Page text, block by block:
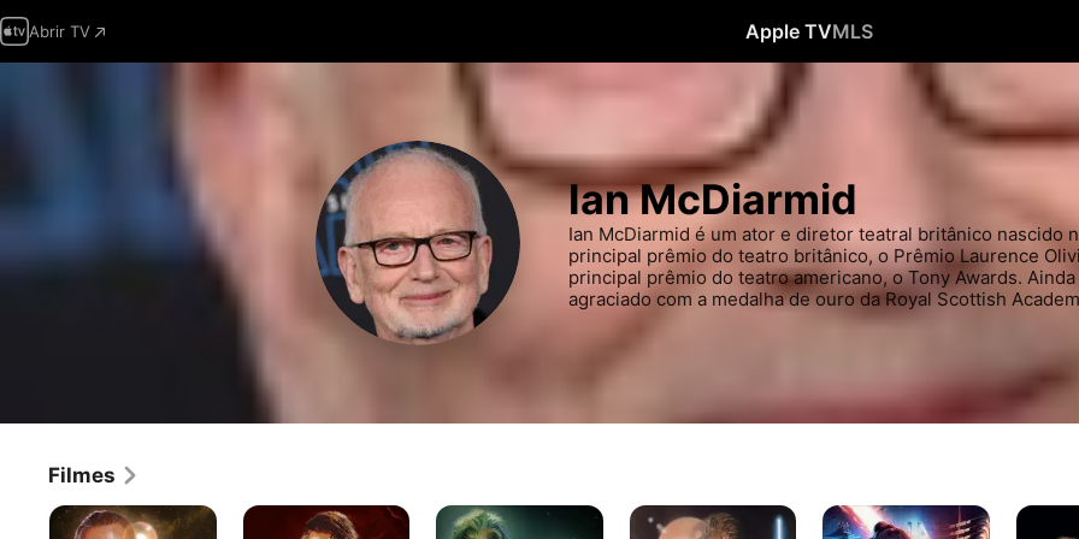
Abrir TV Apple TVMLS
Ian McDiarmid
Ian McDiarmid é um ator e diretor teatral britânico nascido
principal prêmio do teatro britânico, o Prêmio Laurence
principal prêmio do teatro americano, o Tony Awards.
agraciado com a medalha de ouro da Royal Scottish
Filmes
Star
Wars:
Star
Star
Wars:
Star
Wars:
Star
Wars:
Sleepy
Hollow